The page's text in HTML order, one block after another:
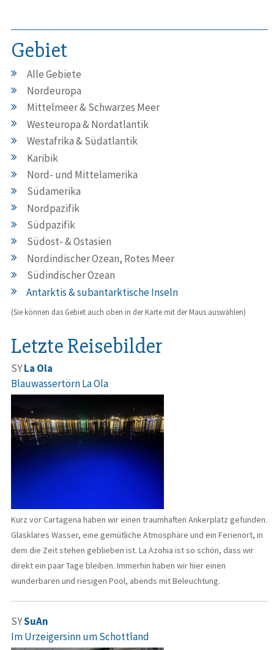
Gebiet
Alle Gebiete
Nordeuropa
Mittelmeer & Schwarzes Meer
Westeuropa & Nordatlantik
Westafrika & Südatlantik
Karibik
Nord- und Mittelamerika
Südamerika
Nordpazifik
Südpazifik
Südost- & Ostasien
Nordindischer Ozean, Rotes Meer
Südindischer Ozean
Antarktis & subantarktische Inseln
(Sie können das Gebiet auch oben in der Karte mit der Maus auswählen)
Letzte Reisebilder
SYLa Ola
Blauwassertörn La Ola
Kurz vor Cartagena haben wir einen traumhaften Ankerplatz gefunden.
Glasklares Wasser, eine gemütliche Atmosphäre und ein Ferienort, in
dem die Zeit stehen geblieben ist. La Azohia ist so schön, dass wir
direkt ein paar Tage bleiben. Immerhin haben wir hier einen
wunderbaren und riesigen Pool, abends mit Beleuchtung.
SYSuAn
Im Urzeigersinn um Schottland